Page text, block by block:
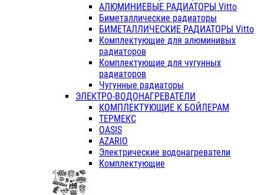
АЛЮМИНИЕВЫЕ РАДИАТОРЫ Vitto
Биметаллические радиаторы
БИМЕТАЛЛИЧЕСКИЕ РАДИАТОРЫ Vitto
Комплектующие для алюминивых
радиаторов
Комплектующие для чугунных
радиаторов
Чугунные радиаторы
ЭЛЕКТРО-ВОДОНАГРЕВАТЕЛИ
КОМПЛЕКТУЮЩИЕ К БОЙЛЕРАМ
ТЕРМЕКС
OASIS
AZARIO
Электрические водонагреватели
Комплектующие